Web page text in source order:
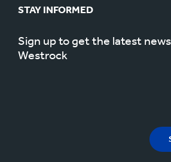
STAY INFORMED
Sign up to get the latest
Westrock